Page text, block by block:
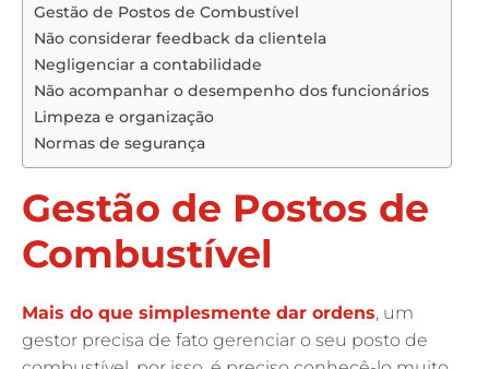
Gestão de Postos de Combustível
Não considerar feedback da clientela
Negligenciar a contabilidade
Não acompanhar o desempenho dos funcionários
Limpeza e organização
Normas de segurança
Gestão de Postos de
Combustível
Mais do que simplesmente dar ordens, um
gestor precisa de fato gerenciar o seu posto de